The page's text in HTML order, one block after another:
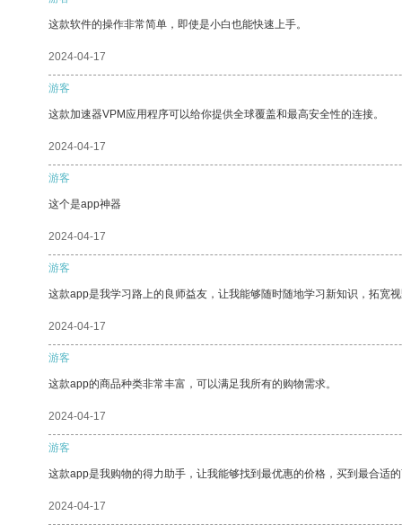
这款软件的操作非常简单，即使是小白也能快速上手。
2024-04-17
游客
这款加速器VPM应用程序可以给你提供全球覆盖和最高安全性的连接。
2024-04-17
游客
这个是app神器
2024-04-17
游客
这款app是我学习路上的良师益友，让我能够随时随地学习新知识，拓宽
2024-04-17
游客
这款app的商品种类非常丰富，可以满足我所有的购物需求。
2024-04-17
游客
这款app是我购物的得力助手，让我能够找到最优惠的价格，买到最合适
2024-04-17